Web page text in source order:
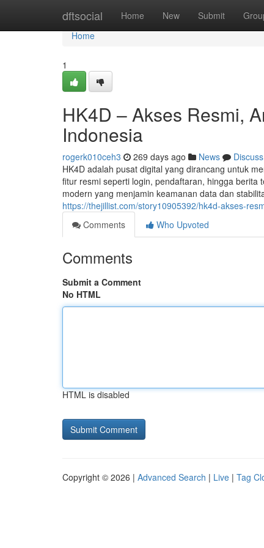
dftsocial Home New Submit
Home
Home
1
HK4D – Akses Resmi,
Indonesia
rogerk010ceh3 269 days ago News
Discuss
HK4D adalah pusat digital yang dirancang untuk
fitur resmi seperti login, pendaftaran, hingga berita
modern yang menjamin keamanan data dan
https://thejillist.com/story10905392/hk4d-akses-
Comments
Who Upvoted
Comments
Submit a Comment
No HTML
HTML is disabled
Copyright © 2026 | Advanced Search | Live | Tag